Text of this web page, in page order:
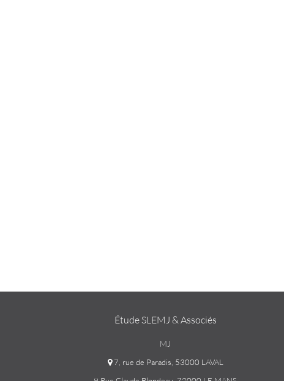
Étude SLEMJ & Associés
MJ
7, rue de Paradis, 53000 LAVAL